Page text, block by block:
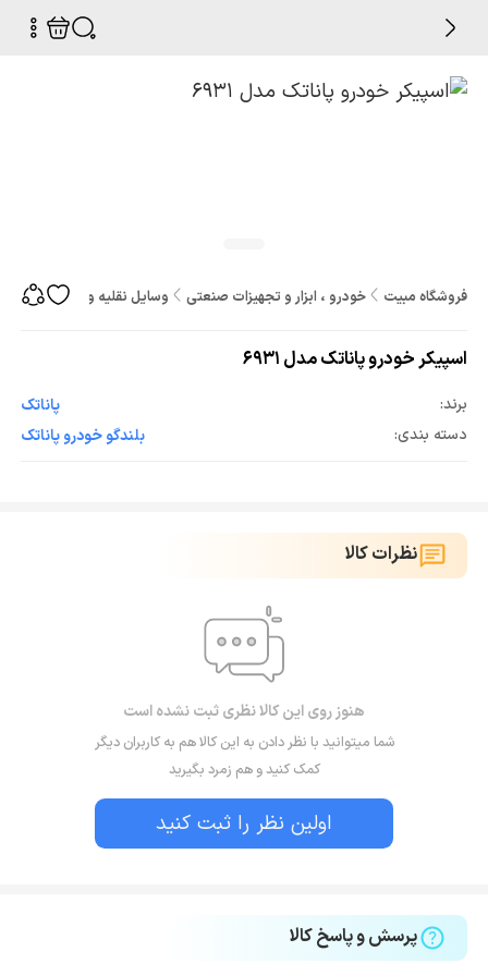
فروشگاه مبیت خودرو ، ابزار و تجهیزات صنعتی وسایل نقلیه و لوازم یدکی
اسپیکر خودرو پاناتک مدل 6931
برند:
پاناتک
دسته بندی:
بلندگو خودرو پاناتک
نظرات کالا
هنوز روی این کالا نظری ثبت نشده است
شما میتوانید با نظر دادن به این کالا هم به کاربران دیگر
کمک کنید و هم زمرد بگیرید
اولین نظر را ثبت کنید
پرسش و پاسخ کالا